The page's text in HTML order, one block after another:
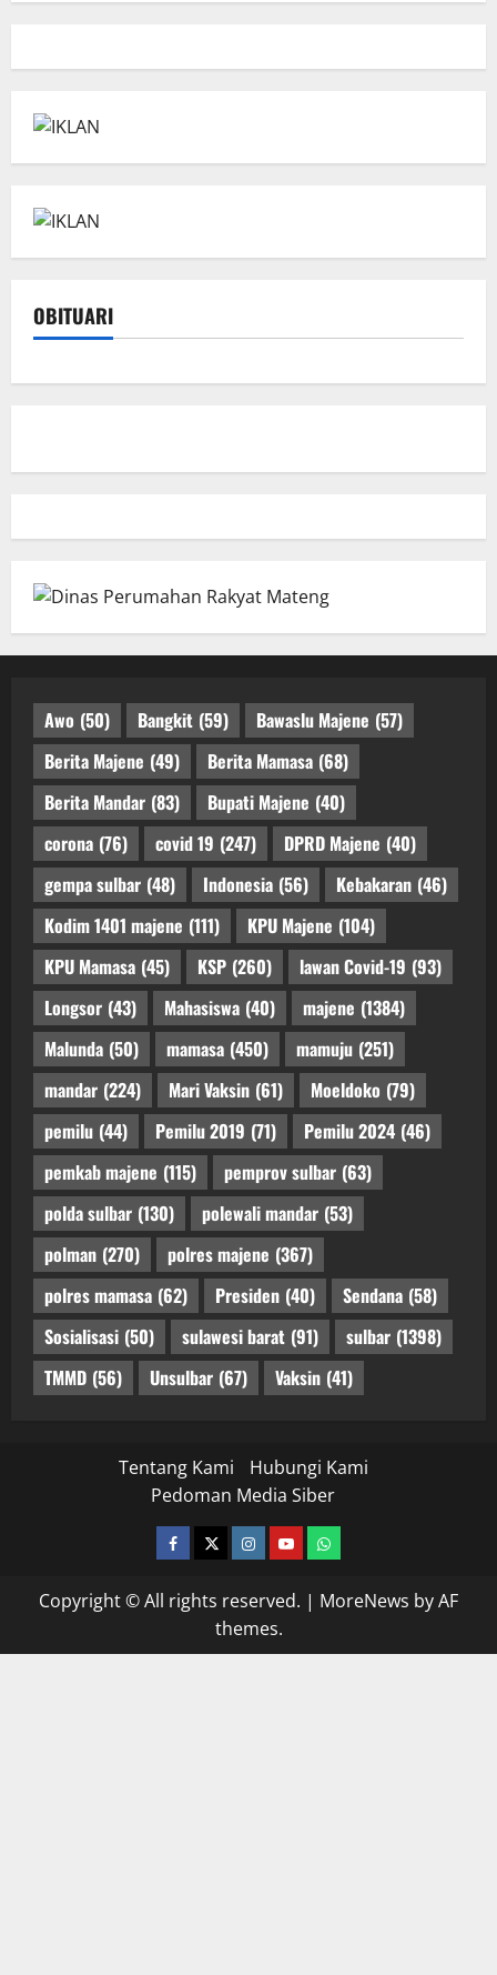
OBITUARI
Awo (50) Bangkit (59) Bawaslu Majene (57)
Berita Majene (49) Berita Mamasa (68)
Berita Mandar (83) Bupati Majene (40)
corona (76) covid 19 (247) DPRD Majene (40)
gempa sulbar (48) Indonesia (56) Kebakaran (46)
Kodim 1401 majene (111) KPU Majene (104)
KPU Mamasa (45) KSP (260) lawan Covid-19 (93)
Longsor (43) Mahasiswa (40) majene (1384)
Malunda (50) mamasa (450) mamuju (251)
mandar (224) Mari Vaksin (61) Moeldoko (79)
pemilu (44) Pemilu 2019 (71) Pemilu 2024 (46)
pemkab majene (115) pemprov sulbar (63)
polda sulbar (130) polewali mandar (53)
polman (270) polres majene (367)
polres mamasa (62) Presiden (40) Sendana (58)
Sosialisasi (50) sulawesi barat (91) sulbar (1398)
TMMD (56) Unsulbar (67) Vaksin (41)
Tentang Kami
Hubungi Kami
Pedoman Media Siber
facebooktwitterinstagram.com
youtubewhatsapp
Copyright © All rights reserved. | MoreNews by AF
themes.